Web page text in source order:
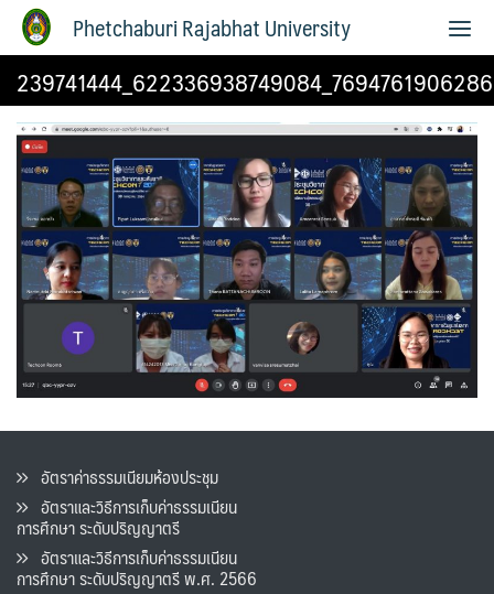
Phetchaburi Rajabhat University
อัตราค่าธรรมเนียมห้องประชุม
อัตราและวิธีการเก็บค่าธรรมเนียน
การศึกษา ระดับปริญญาตรี
อัตราและวิธีการเก็บค่าธรรมเนียน
การศึกษา ระดับปริญญาตรี พ.ศ. 2566